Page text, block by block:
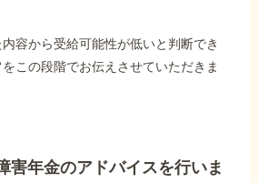
容から受給可能性が低いと判断でき
この段階でお伝えさせていただきま
害年金のアドバイスを行いま